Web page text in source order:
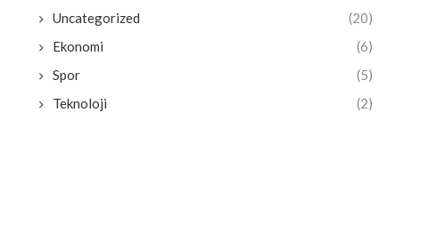
Uncategorized
(20)
Ekonomi
(6)
Spor
(5)
Teknoloji
(2)